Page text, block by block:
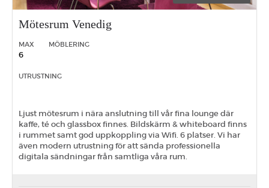
Mötesrum Venedig
MAX
6
MÖBLERING
UTRUSTNING
Ljust mötesrum i nära anslutning till vår fina lounge där
kaffe, té och glassbox finnes. Bildskärm & whiteboard finns
i rummet samt god uppkoppling via Wifi. 6 platser. Vi har
även modern utrustning för att sända professionella
digitala sändningar från samtliga våra rum.